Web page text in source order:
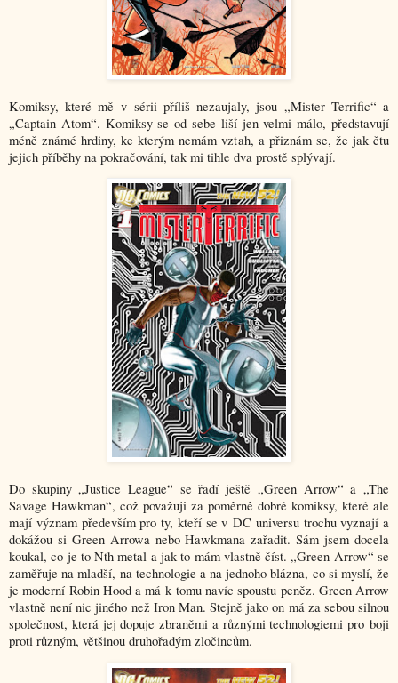
Komiksy, které mě v sérii příliš nezaujaly, jsou „Mister Terrific“ a
„Captain Atom“. Komiksy se od sebe liší jen velmi málo, představují
méně známé hrdiny, ke kterým nemám vztah, a přiznám se, že jak čtu
jejich příběhy na pokračování, tak mi tihle dva prostě splývají.
Do skupiny „Justice League“ se řadí ještě „Green Arrow“ a „The
Savage Hawkman“, což považuji za poměrně dobré komiksy, které ale
mají význam především pro ty, kteří se v DC universu trochu vyznají a
dokážou si Green Arrowa nebo Hawkmana zařadit. Sám jsem docela
koukal, co je to Nth metal a jak to mám vlastně číst. „Green Arrow“ se
zaměřuje na mladší, na technologie a na jednoho blázna, co si myslí, že
je moderní Robin Hood a má k tomu navíc spoustu peněz. Green Arrow
vlastně není nic jiného než Iron Man. Stejně jako on má za sebou silnou
společnost, která jej dopuje zbraněmi a různými technologiemi pro boji
proti různým, většinou druhořadým zločincům.